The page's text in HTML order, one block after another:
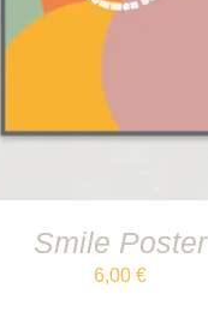
Smile Poster
6,00 €